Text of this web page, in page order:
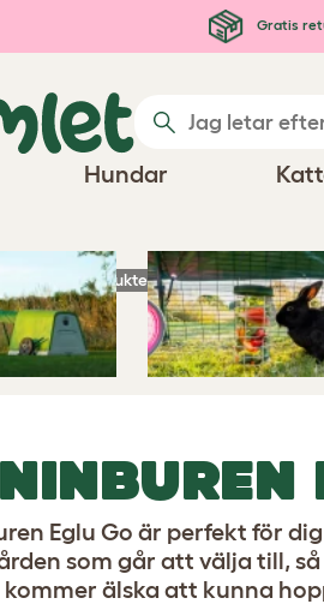
Gratis
Hundar
Kaninprodukter Kaninburen Eglu
Eglu Go är perfekt för
som går att välja till,
älska att kunna